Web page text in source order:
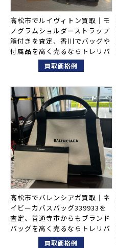
高松市でルイヴィトン買取｜モ
ノグラムショルダーストラップ
箱付きを査定、香川でバッグや
付属品を高く売るならトレリバ
買取価格例
高松市でバレンシアガ買取｜ネ
イビーカバスバッグ339933を
査定、善通寺市からもブランド
バッグを高く売るならトレリバ
買取価格例